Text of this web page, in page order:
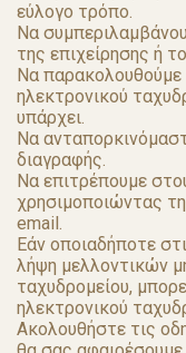
εύλογο τρόπο.
Να
της επιχείρησης ή
Να παρακολουθούμε
ηλεκτρονικού
υπάρχει.
Να
διαγραφής.
Να επιτρέπουμε
χρησιμοποιώντας
email.
Εάν οποιαδήποτε
λήψη μελλοντικών
ταχυδρομείου,
ηλεκτρονικού
Ακολουθήστε τις